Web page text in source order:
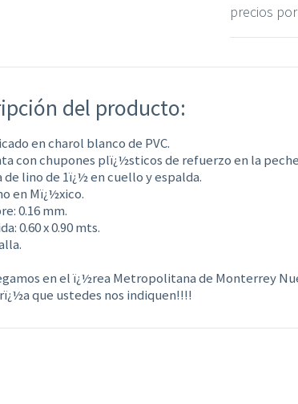
precios
del producto:
en charol blanco de PVC.
con chupones plï¿½sticos de refuerzo en la
de lino de 1ï¿½ en cuello y espalda.
en Mï¿½xico.
0.16 mm.
0.60 x 0.90 mts.
en el ï¿½rea Metropolitana de Monterrey
que ustedes nos indiquen!!!!